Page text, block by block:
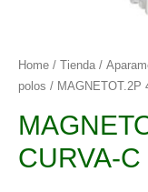
Home / Tienda /
polos / MAGNETOT.2P
CURVA-C